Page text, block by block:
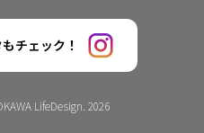
チェック！
LifeDesign. 2026